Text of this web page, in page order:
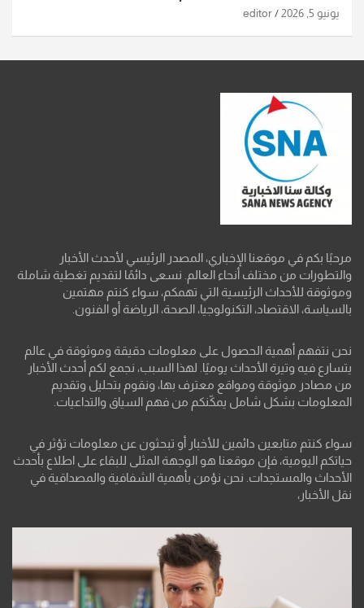
يونيو 5, 2026 editor
مرحبًا بكم في موقعنا الإخباري، المصدر الرئيسي لأحدث الأخبار
والتطورات من مختلف أنحاء العالم. نسعى دائمًا لتقديم تغطية شاملة
وموثوقة للأحداث الرئيسية التي تهمكم، سواء كنتم مهتمين
بالسياسة، الاقتصاد، التكنولوجيا، الصحة، الرياضة أو الفنون.
نحن نتفهم أهمية الحصول على معلومات دقيقة وموثوقة في عالم
يتسارع فيه وتيرة الأحداث يوميًا. لهذا السبب، نجمع لكم أحدث الأخبار
من مصادر موثوقة ومواقع معترف بها، ونقوم بتحليل وتقديم
المعلومات بشكل شامل يمكّنكم من فهم السياق والتداعيات.
سواء كنتم متابعين دائمين للأخبار أو تبحثون عن معلومات تؤثر في
حياتكم اليومية، فإن موقعنا هو الوجهة المثلى للبقاء على اطلاع بأحدث
الأحداث والمستجدات. نحن نؤمن بأهمية الشفافية والمصداقية في
نقل الأخبار،